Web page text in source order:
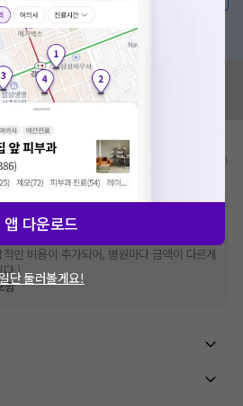
비스에 다양한 게시글 보러가기
있나요?
비급여/급여 진료란?
등으로 실제 가격과 상이할 수 있으니, 정확
문의해주세요.
심사평가원
인 비용이 추가되어, 병원마다 금액이 다르게
다.)
함
앱 다운로드
단 둘러볼게요!